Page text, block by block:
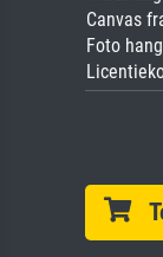
Canvas
Foto